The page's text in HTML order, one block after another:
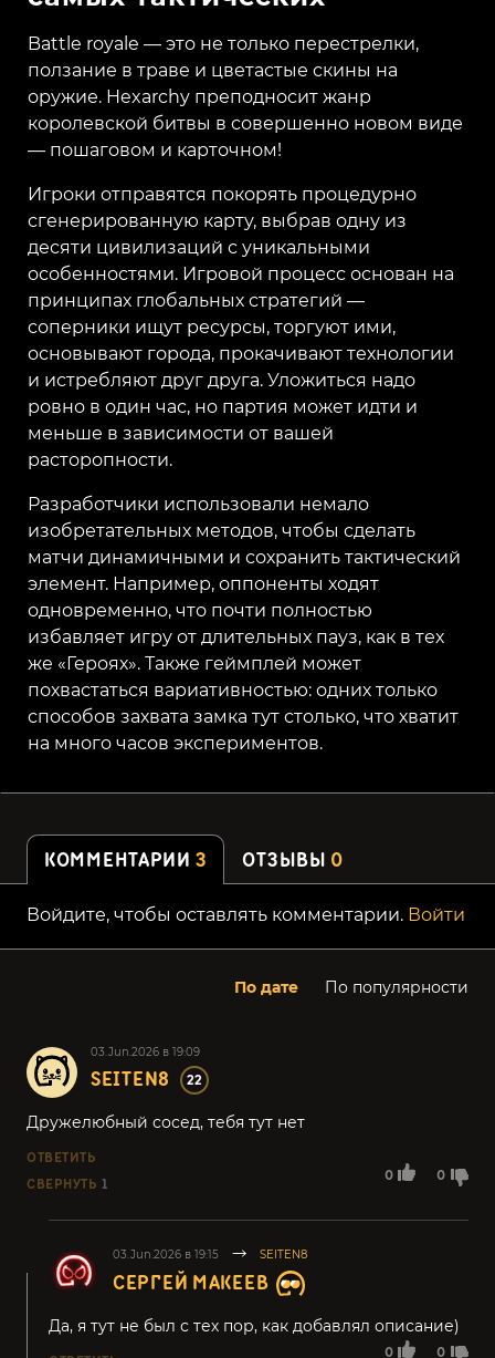
Battle royale — это не только перестрелки,
ползание в траве и цветастые скины на
оружие. Hexarchy преподносит жанр
королевской битвы в совершенно новом виде
— пошаговом и карточном!
Игроки отправятся покорять процедурно
сгенерированную карту, выбрав одну из
десяти цивилизаций с уникальными
особенностями. Игровой процесс основан на
принципах глобальных стратегий —
соперники ищут ресурсы, торгуют ими,
основывают города, прокачивают технологии
и истребляют друг друга. Уложиться надо
ровно в один час, но партия может идти и
меньше в зависимости от вашей
расторопности.
Разработчики использовали немало
изобретательных методов, чтобы сделать
матчи динамичными и сохранить тактический
элемент. Например, оппоненты ходят
одновременно, что почти полностью
избавляет игру от длительных пауз, как в тех
же «Героях». Также геймплей может
похвастаться вариативностью: одних только
способов захвата замка тут столько, что хватит
на много часов экспериментов.
КОММЕНТАРИИ 3 ОТЗЫВЫ 0
Войдите, чтобы оставлять комментарии. Войти
По дате По популярности
03.Jun.2026 в 19:09
SEITEN8 22
0 0
Дружелюбный сосед, тебя тут нет
ОТВЕТИТЬ
СВЕРНУТЬ 1
03.Jun.2026 в 19:15 SEITEN8
СЕРГЕЙ МАКЕЕВ
0 0
Да, я тут не был с тех пор, как добавлял описание)